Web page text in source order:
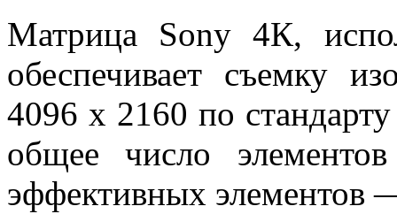
Матрица Sony 4К,
обеспечивает съемку
4096 x 2160 по
общее число
эффективных элементов